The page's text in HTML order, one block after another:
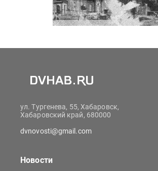
ул. Тургенева, 55, Хабаровск,
Хабаровский край, 680000
dvnovosti@gmail.com
Новости